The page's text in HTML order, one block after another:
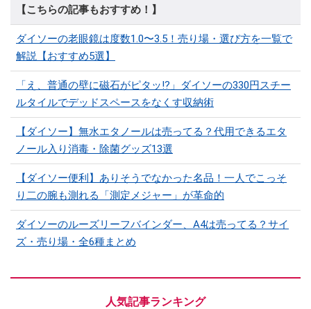
【こちらの記事もおすすめ！】
ダイソーの老眼鏡は度数1.0〜3.5！売り場・選び方を一覧で
解説【おすすめ5選】
「え、普通の壁に磁石がピタッ!?」ダイソーの330円スチー
ルタイルでデッドスペースをなくす収納術
【ダイソー】無水エタノールは売ってる？代用できるエタ
ノール入り消毒・除菌グッズ13選
【ダイソー便利】ありそうでなかった名品！一人でこっそ
り二の腕も測れる「測定メジャー」が革命的
ダイソーのルーズリーフバインダー、A4は売ってる？サイ
ズ・売り場・全6種まとめ